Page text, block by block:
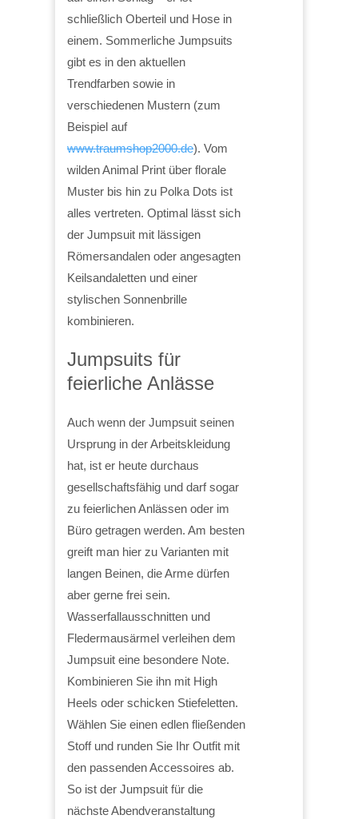
schließlich Oberteil und Hose in
einem. Sommerliche Jumpsuits
gibt es in den aktuellen
Trendfarben sowie in
verschiedenen Mustern (zum
Beispiel auf
www.traumshop2000.de). Vom
wilden Animal Print über florale
Muster bis hin zu Polka Dots ist
alles vertreten. Optimal lässt sich
der Jumpsuit mit lässigen
Römersandalen oder angesagten
Keilsandaletten und einer
stylischen Sonnenbrille
kombinieren.
Jumpsuits für
feierliche Anlässe
Auch wenn der Jumpsuit seinen
Ursprung in der Arbeitskleidung
hat, ist er heute durchaus
gesellschaftsfähig und darf sogar
zu feierlichen Anlässen oder im
Büro getragen werden. Am besten
greift man hier zu Varianten mit
langen Beinen, die Arme dürfen
aber gerne frei sein.
Wasserfallausschnitten und
Fledermausärmel verleihen dem
Jumpsuit eine besondere Note.
Kombinieren Sie ihn mit High
Heels oder schicken Stiefeletten.
Wählen Sie einen edlen fließenden
Stoff und runden Sie Ihr Outfit mit
den passenden Accessoires ab.
So ist der Jumpsuit für die
nächste Abendveranstaltung